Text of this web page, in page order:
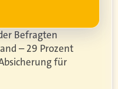
Befragten
– 29 Prozent
für